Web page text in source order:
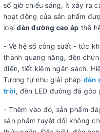
số giờ chiếu sáng, ít xảy ra
hoạt động của sản phẩm
loạiđèn đường cao áp thế
- Về hệ số công suất - tức
thành quang năng, đèn
điện, tiết kiệm ngân sách.
Tương tự như giải pháp đèn
trời, đèn LED đường đã
- Thêm vào đó, sản phẩm
sản phẩm tuyệt đối không